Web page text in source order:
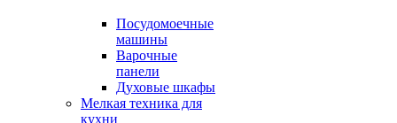
Посудомоечные
машины
Варочные
панели
Духовые шкафы
Мелкая техника для
кухни